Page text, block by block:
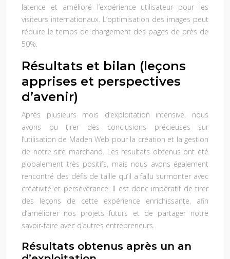
latence et amélioré l’expérience utilisateur pour les
visiteurs internationaux. L’optimisation des images peut
réduire le temps de chargement des pages de près de
50%.
Résultats et bilan (leçons
apprises et perspectives
d’avenir)
Après plusieurs mois d’exploitation intensive, nous
avons pu tirer des conclusions précieuses sur
l’utilisation de Maden Web pour la création et la gestion
de notre site marchand. Les résultats obtenus ont été
globalement très positifs, mais nous avons également
rencontré des défis de taille qu’il a fallu surmonter avec
créativité et persévérance. Il est donc impératif de tirer
des leçons de cette expérience enrichissante, afin
d’améliorer nos projets futurs et de partager notre
savoir-faire avec d’autres entrepreneurs.
Résultats obtenus après un an